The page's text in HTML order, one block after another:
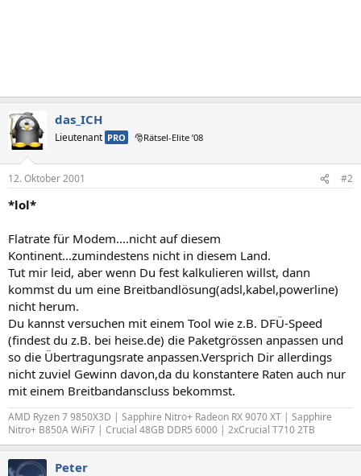
das_ICH
Lieutenant PRO 🎅Rätsel-Elite ’08
12. Oktober 2001 #2
*lol*
Flatrate für Modem....nicht auf diesem
Kontinent...zumindestens nicht in diesem Land.
Tut mir leid, aber wenn Du fest kalkulieren willst, dann
kommst du um eine Breitbandlösung(adsl,kabel,powerline)
nicht herum.
Du kannst versuchen mit einem Tool wie z.B. DFÜ-Speed
(findest du z.B. bei heise.de) die Paketgrössen anpassen und
so die Übertragungsrate anpassen.Versprich Dir allerdings
nicht zuviel Gewinn davon,da du konstantere Raten auch nur
mit einem Breitbandanscluss bekommst.
AMD Ryzen 7 9850X3D | Sapphire Nitro+ Radeon RX 9070 XT | Sapphire
Nitro+ B850A WiFi7 | Crucial 48GB DDR5 6000 | 2xCrucial T710 2TB
Peter